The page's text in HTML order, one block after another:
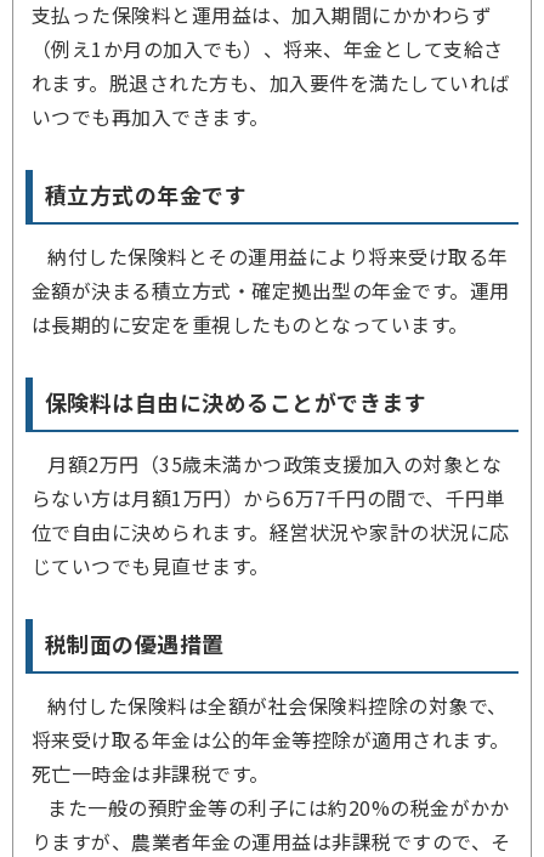
支払った保険料と運用益は、加入期間にかかわらず
（例え1か月の加入でも）、将来、年金として支給さ
れます。脱退された方も、加入要件を満たしていれば
いつでも再加入できます。
積立方式の年金です
納付した保険料とその運用益により将来受け取る年
金額が決まる積立方式・確定拠出型の年金です。運用
は長期的に安定を重視したものとなっています。
保険料は自由に決めることができます
月額2万円（35歳未満かつ政策支援加入の対象とな
らない方は月額1万円）から6万7千円の間で、千円単
位で自由に決められます。経営状況や家計の状況に応
じていつでも見直せます。
税制面の優遇措置
納付した保険料は全額が社会保険料控除の対象で、
将来受け取る年金は公的年金等控除が適用されます。
死亡一時金は非課税です。
また一般の預貯金等の利子には約20%の税金がかか
りますが、農業者年金の運用益は非課税ですので、そ